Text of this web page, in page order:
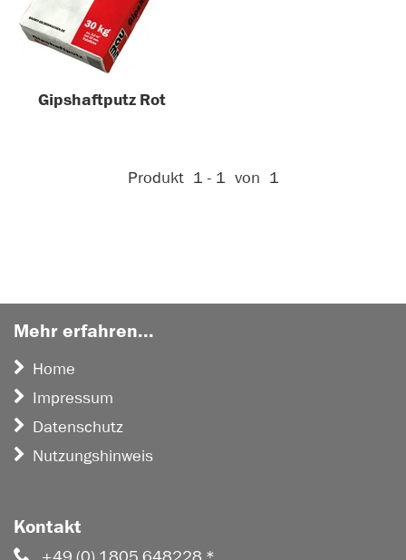
Gipshaftputz Rot
Aktive Filter:
Produkt 1 - 1 von 1
Mehr erfahren...
Home
Impressum
Datenschutz
Nutzungshinweis
Kontakt